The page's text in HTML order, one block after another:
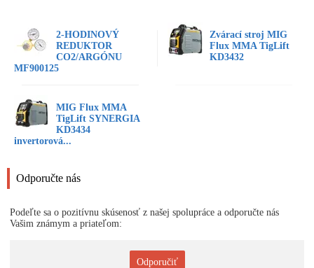
2-HODINOVÝ
REDUKTOR
CO2/ARGÓNU
MF900125
Zvárací stroj MIG
Flux MMA TigLift
KD3432
MIG Flux MMA
TigLift SYNERGIA
KD3434
invertorová...
Odporučte nás
Podeľte sa o pozitívnu skúsenosť z našej spolupráce a odporučte nás
Vašim známym a priateľom:
Odporučiť